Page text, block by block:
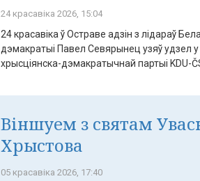
24 красавіка 2026, 15:04
24 красавіка ў Остраве адзін з лідараў
дэмакратыі Павел Севярынец узяў удзел у
хрысціянска-дэмакратычнай партыі KDU-
Віншуем з святам
Хрыстова
05 красавіка 2026, 17:40